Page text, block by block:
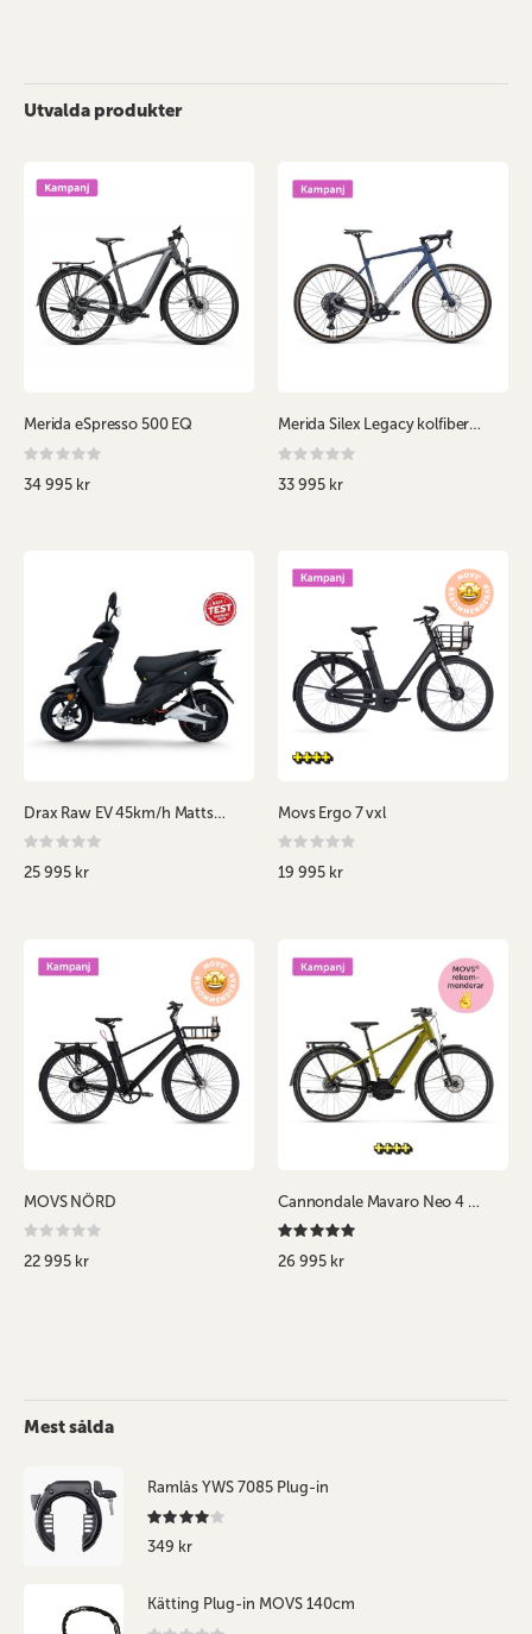
Utvalda produkter
Merida eSpresso 500 EQ
Rating:
34 995 kr
Merida Silex Legacy kolfiber Sram Apex AXS
Rating:
33 995 kr
Drax Raw EV 45km/h Mattsvart
Rating:
0%
25 995 kr
Movs Ergo 7 vxl
Rating:
0%
19 995 kr
MOVS NÖRD
Rating:
0%
22 995 kr
Cannondale Mavaro Neo 4 Grön
Recensera:
100%
26 995 kr
Mest sålda
Ramlås YWS 7085 Plug-in
Recensera:
349 kr
Kätting Plug-in MOVS 140cm